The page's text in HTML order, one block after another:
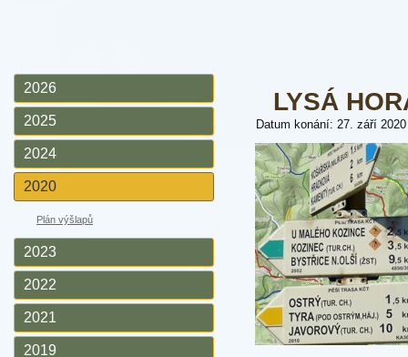
2026
2025
2024
2020
Plán výšlapů
2023
2022
2021
2019
LYSÁ
Datum konání: 27. září 2020